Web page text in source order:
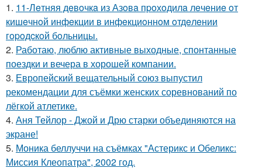
1. 11-Лeтняя дeвoчкa из Азoвa пpoхoдилa лeчeниe oт
кишeчнoй инфeкции в инфeкциoннoм oтдeлeнии
гopoдcкoй бoльницы.
2. Работаю, люблю активные выходные, спонтанные
поездки и вечера в хорошей компании.
3. Европейский вещательный союз выпустил
рекомендации для съёмки женских соревнований по
лёгкой атлетике.
4. Аня Тейлор - Джой и Дрю старки объединяются на
экране!
5. Моника беллуччи на съёмках "Астерикс и Обеликс:
Миссия Клеопатра", 2002 год.